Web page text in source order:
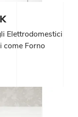
Elettrodomestici
come Forno